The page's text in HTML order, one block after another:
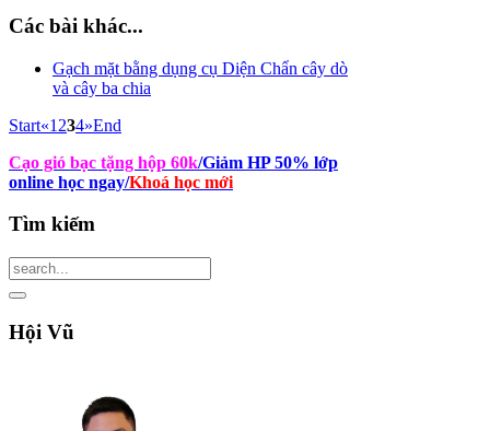
Các bài khác...
Gạch mặt bằng dụng cụ Diện Chẩn cây dò
và cây ba chia
Start«1 234»End
Cạo gió bạc tặng hộp 60k/Giảm HP 50% lớp
online học ngay/Khoá học mới
Tìm kiếm
Hội Vũ